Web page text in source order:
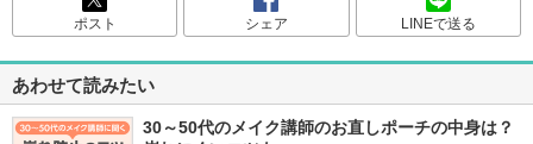
ポスト シェア LINEで送る
あわせて読みたい
30～50代のメイク講師のお直しポーチの中身は？